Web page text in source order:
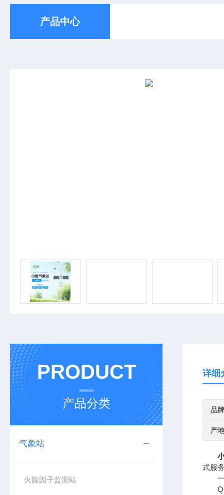
产品中心
PRODUCT
产品分类
气象站
火险因子监测站
详细
品牌
产
式服
一